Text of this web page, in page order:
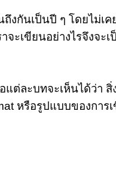
นเป็นปี ๆ โดยไม่เคย
ะเขียนอย่างไรจึงจะ
ต่ละบทจะเห็นได้ว่า
หรือรูปแบบของการ